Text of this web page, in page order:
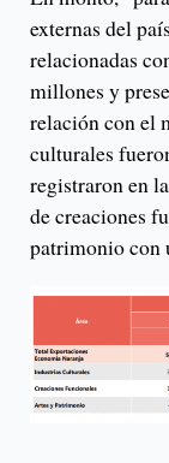
externas del
relacionadas
millones y
relación con el
culturales
registraron en
de creaciones
patrimonio con